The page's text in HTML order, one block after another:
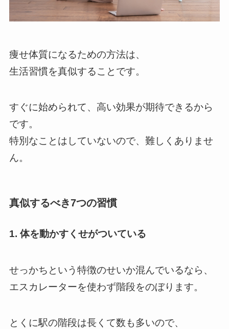
痩せ体質になるための方法は、
生活習慣を真似することです。
すぐに始められて、高い効果が期待できるから
です。
特別なことはしていないので、難しくありませ
ん。
真似するべき7つの習慣
1. 体を動かすくせがついている
せっかちという特徴のせいか混んでいるなら、
エスカレーターを使わず階段をのぼります。
とくに駅の階段は長くて数も多いので、